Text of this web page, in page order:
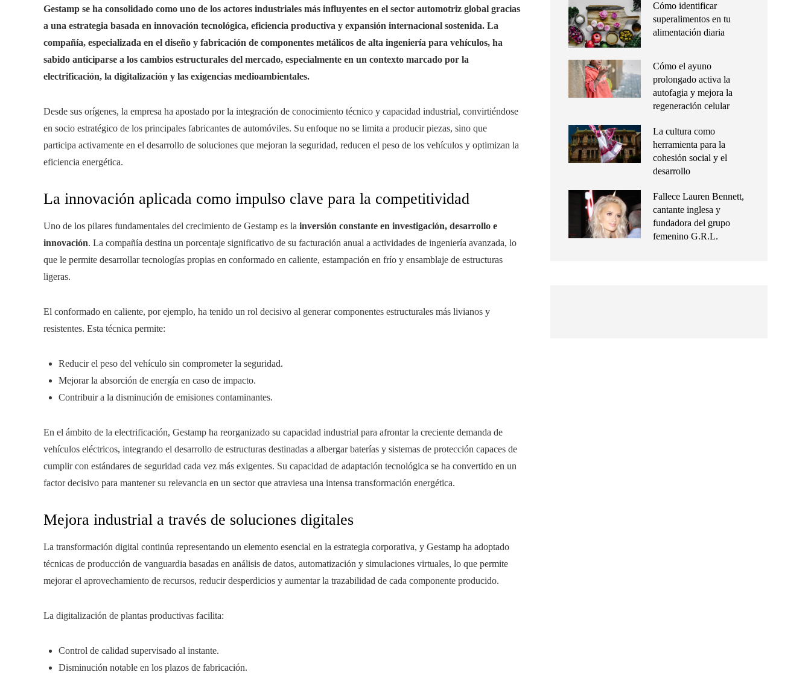
Gestamp se ha consolidado como uno de los actores industriales más influyentes en el sector automotriz global gracias
a una estrategia basada en innovación tecnológica, eficiencia productiva y expansión internacional sostenida. La
compañía, especializada en el diseño y fabricación de componentes metálicos de alta ingeniería para vehículos, ha
sabido anticiparse a los cambios estructurales del mercado, especialmente en un contexto marcado por la
electrificación, la digitalización y las exigencias medioambientales.
Desde sus orígenes, la empresa ha apostado por la integración de conocimiento técnico y capacidad industrial, convirtiéndose
en socio estratégico de los principales fabricantes de automóviles. Su enfoque no se limita a producir piezas, sino que
participa activamente en el desarrollo de soluciones que mejoran la seguridad, reducen el peso de los vehículos y optimizan la
eficiencia energética.
La innovación aplicada como impulso clave para la competitividad
Uno de los pilares fundamentales del crecimiento de Gestamp es la inversión constante en investigación, desarrollo e
innovación. La compañía destina un porcentaje significativo de su facturación anual a actividades de ingeniería avanzada, lo
que le permite desarrollar tecnologías propias en conformado en caliente, estampación en frío y ensamblaje de estructuras
ligeras.
El conformado en caliente, por ejemplo, ha tenido un rol decisivo al generar componentes estructurales más livianos y
resistentes. Esta técnica permite:
Reducir el peso del vehículo sin comprometer la seguridad.
Mejorar la absorción de energía en caso de impacto.
Contribuir a la disminución de emisiones contaminantes.
En el ámbito de la electrificación, Gestamp ha reorganizado su capacidad industrial para afrontar la creciente demanda de
vehículos eléctricos, integrando el desarrollo de estructuras destinadas a albergar baterías y sistemas de protección capaces de
cumplir con estándares de seguridad cada vez más exigentes. Su capacidad de adaptación tecnológica se ha convertido en un
factor decisivo para mantener su relevancia en un sector que atraviesa una intensa transformación energética.
Mejora industrial a través de soluciones digitales
La transformación digital continúa representando un elemento esencial en la estrategia corporativa, y Gestamp ha adoptado
técnicas de producción de vanguardia basadas en análisis de datos, automatización y simulaciones virtuales, lo que permite
mejorar el aprovechamiento de recursos, reducir desperdicios y aumentar la trazabilidad de cada componente producido.
La digitalización de plantas productivas facilita:
Control de calidad supervisado al instante.
Disminución notable en los plazos de fabricación.
Cómo identificar
superalimentos en tu
alimentación diaria
Cómo el ayuno
prolongado activa la
autofagia y mejora la
regeneración celular
La cultura como
herramienta para la
cohesión social y el
desarrollo
Fallece Lauren Bennett,
cantante inglesa y
fundadora del grupo
femenino G.R.L.